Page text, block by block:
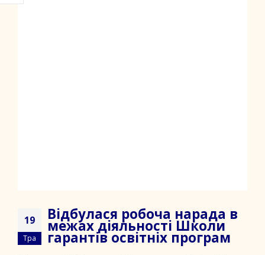
19
Тра
Відбулася робоча нарада в
межах діяльності Школи
гарантів освітніх програм